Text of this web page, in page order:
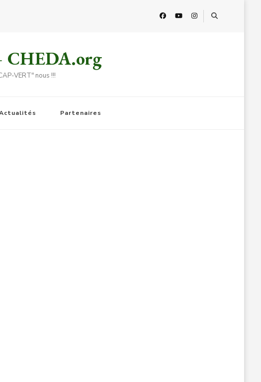
CHEDA.org
VERT" nous !!!
Partenaires